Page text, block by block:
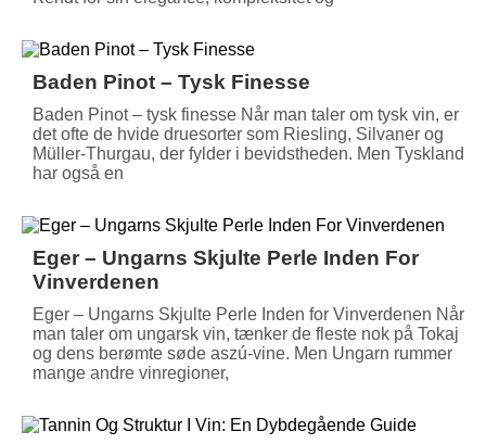
Baden Pinot – Tysk Finesse
Baden Pinot – tysk finesse Når man taler om tysk vin, er
det ofte de hvide druesorter som Riesling, Silvaner og
Müller-Thurgau, der fylder i bevidstheden. Men Tyskland
har også en
Eger – Ungarns Skjulte Perle Inden For
Vinverdenen
Eger – Ungarns Skjulte Perle Inden for Vinverdenen Når
man taler om ungarsk vin, tænker de fleste nok på Tokaj
og dens berømte søde aszú-vine. Men Ungarn rummer
mange andre vinregioner,